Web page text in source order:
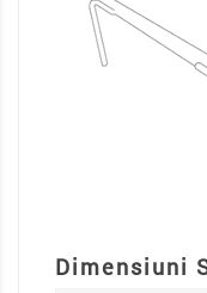
Dimensiuni